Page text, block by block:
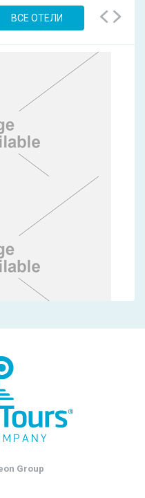
ВСЕ ОТЕЛИ
Group